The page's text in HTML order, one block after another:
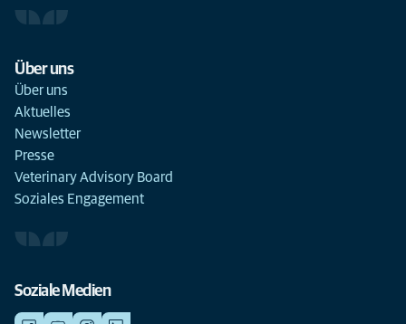
Über uns
Über uns
Aktuelles
Newsletter
Presse
Veterinary Advisory Board
Soziales Engagement
Soziale Medien